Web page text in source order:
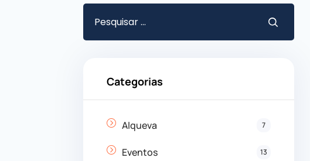
Categorias
Alqueva 7
Eventos 13